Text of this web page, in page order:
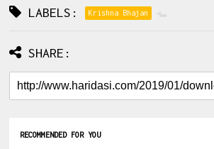
LABELS: Krishna Bhajan
SHARE:
RECOMMENDED FOR YOU